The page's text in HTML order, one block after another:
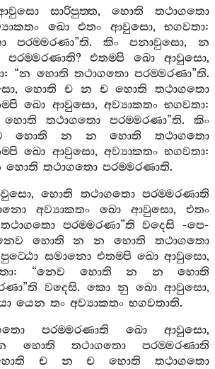
සාරිපුත‍්ත,හොති
තථාගතො
ඛො එතං ආවුසො,භගවතා:
පරම‍්මරණා”ති. කිං පනාවුසො,න
පරම‍්මරණාති?එතම‍්පි ඛො ආවුසො,
: “න හොති තථාගතො පරම‍්මරණා”ති.
,හොති ච න ච හොති
තථාගතො
ඛො ආවුසො, අව්‍යාකතං භගවතා:
හොති තථාගතො පරම‍්මරණා”ති.කිං
හොති න න හොති
තථාගතො
ඛො ආවුසො, අව්‍යාකතං භගවතා:
හොති තථාගතො පරම‍්මරණාති.
,හොති තථාගතො පරම‍්මරණාති
අව්‍යාකතං ඛො ආවුසො, එතං
තථාගතො පරම‍්මරණා”ති වදෙසි -පෙ-
හොති න න හොති
තථාගතො
පුට‍්ඨො සමානො එතම‍්පි ඛො ආවුසො,
: “නෙව හොති න න
හොති
”ති වදෙසි. කො නු ඛො ආවුසො,
යෙන තං අව්‍යාකතං භගවතාති.
පරම‍්මරණාති ඛො ආවුසො,
හොති තථාගතො
පරම‍්මරණාති
ච න ච හොති
තථාගතො